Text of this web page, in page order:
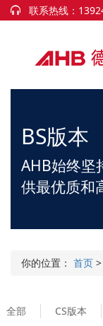
联系热线：
BS版本
AHB始终坚
供最优质和
你的位置： 首页 >
全部 CS版本